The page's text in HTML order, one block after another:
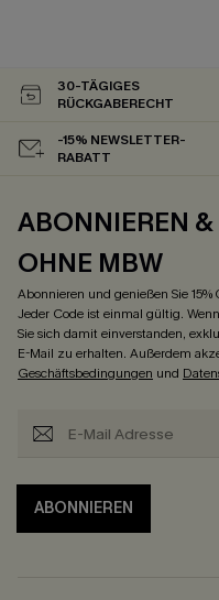
30-TÄGIGES
RÜCKGABERECHT
-15% NEWSLETTER-
RABATT
ABONNIEREN &
OHNE MBW
Abonnieren und genießen Sie
Jeder Code ist einmal gültig.
Sie sich damit einverstanden,
E-Mail zu erhalten. Außerdem
Geschäftsbedingungen und
ABONNIEREN